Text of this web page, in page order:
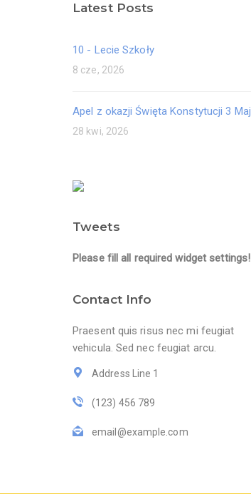
Latest Posts
10 - Lecie Szkoły
8 cze, 2026
Apel z okazji Święta Konstytucji 3 Maj
28 kwi, 2026
Tweets
Please fill all required widget settings!
Contact Info
Praesent quis risus nec mi feugiat
vehicula. Sed nec feugiat arcu.
Address Line 1
(123) 456 789
email@example.com